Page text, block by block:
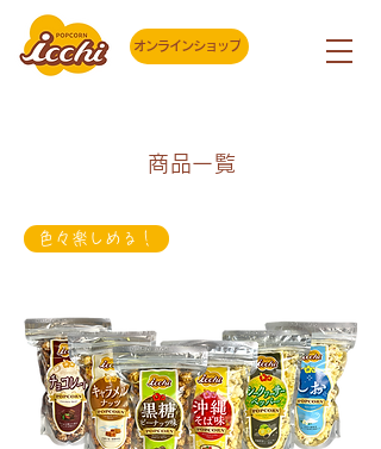
オンラインショップ
商品一覧
色々楽しめる！